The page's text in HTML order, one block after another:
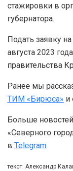
стажировки в
губернатора.
Подать заявку
августа 2023
правительства
Ранее мы
ТИМ «Бирюса» и
Больше
«Северного
в Telegram.
текст: Александр